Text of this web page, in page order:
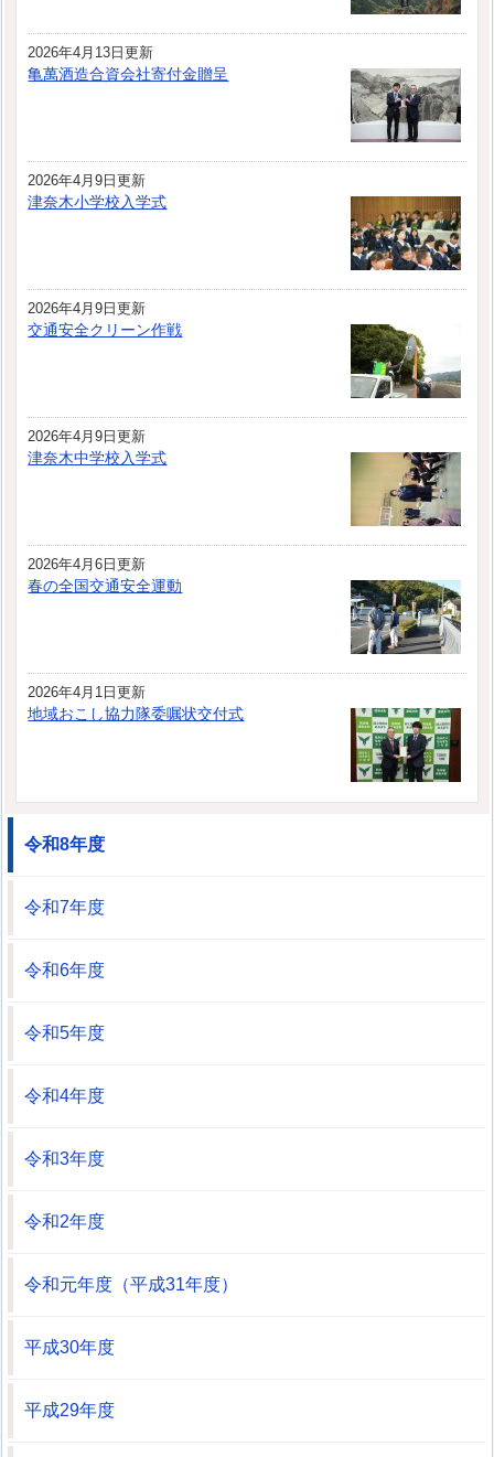
2026年4月13日更新
亀萬酒造合資会社寄付金贈呈
2026年4月9日更新
津奈木小学校入学式
2026年4月9日更新
交通安全クリーン作戦
2026年4月9日更新
津奈木中学校入学式
2026年4月6日更新
春の全国交通安全運動
2026年4月1日更新
地域おこし協力隊委嘱状交付式
令和8年度
令和7年度
令和6年度
令和5年度
令和4年度
令和3年度
令和2年度
令和元年度（平成31年度）
平成30年度
平成29年度